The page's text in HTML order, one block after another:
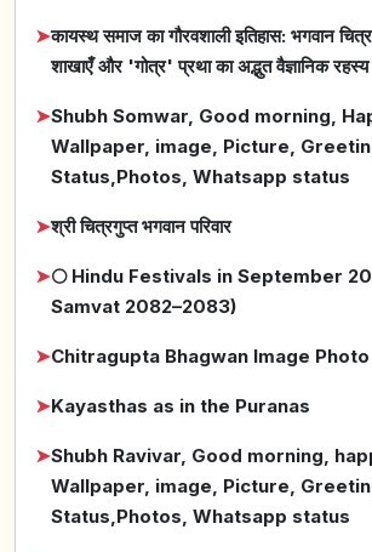
➤कायस्थ समाज का गौरवशाली इतिहास: भगवान
शाखाएँ और 'गोत्र' प्रथा का अद्भुत वैज्ञानिक रहस्य
➤Shubh Somwar, Good morning,
Wallpaper, image, Picture,
Status,Photos, Whatsapp status
➤श्री चित्रगुप्त भगवान परिवार
➤🌕 Hindu Festivals in September
Samvat 2082–2083)
➤Chitragupta Bhagwan Image
➤Kayasthas as in the Puranas
➤Shubh Ravivar, Good morning,
Wallpaper, image, Picture,
Status,Photos, Whatsapp status